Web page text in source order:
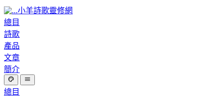
小羊詩歌靈修網
總目
詩歌
產品
文章
簡介
總目